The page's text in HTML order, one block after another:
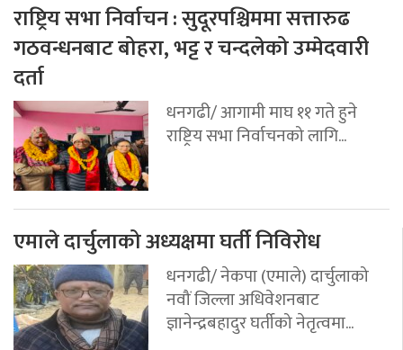
राष्ट्रिय सभा निर्वाचन : सुदूरपश्चिममा सत्तारुढ
गठवन्धनबाट बोहरा, भट्ट र चन्दलेको उम्मेदवारी
दर्ता
धनगढी/ आगामी माघ ११ गते हुने
राष्ट्रिय सभा निर्वाचनको लागि...
एमाले दार्चुलाको अध्यक्षमा घर्ती निविरोध
धनगढी/ नेकपा (एमाले) दार्चुलाको
नवौं जिल्ला अधिवेशनबाट
ज्ञानेन्द्रबहादुर घर्तीको नेतृत्वमा...